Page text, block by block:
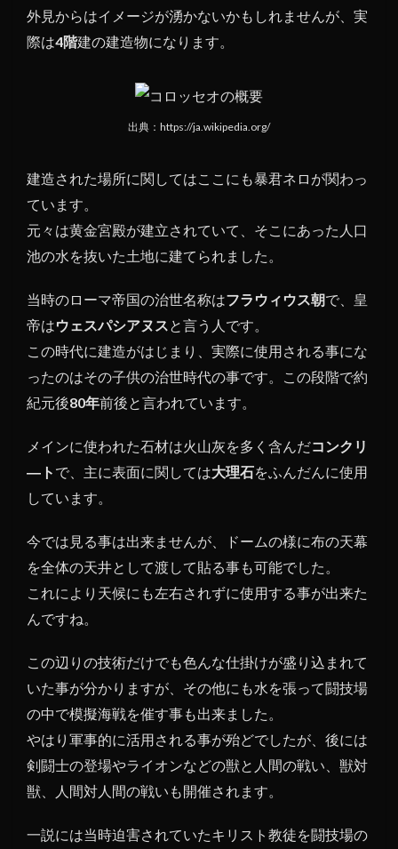
を洗
う闘
外見からはイメージが湧かないかもしれませんが、実
際は4階建の建造物になります。
出典：https://ja.wikipedia.org/
建造された場所に関してはここにも暴君ネロが関わっ
ています。
元々は黄金宮殿が建立されていて、そこにあった人口
池の水を抜いた土地に建てられました。
当時のローマ帝国の治世名称はフラウィウス朝で、皇
帝はウェスパシアヌスと言う人です。
この時代に建造がはじまり、実際に使用される事にな
ったのはその子供の治世時代の事です。この段階で約
紀元後80年前後と言われています。
メインに使われた石材は火山灰を多く含んだコンクリ
―ト で、主に表面に関しては大理石をふんだんに使用
しています。
今では見る事は出来ませんが、ドームの様に布の天幕
を全体の天井として渡して貼る事も可能でした。
これにより天候にも左右されずに使用する事が出来た
んですね。
この辺りの技術だけでも色んな仕掛けが盛り込まれて
いた事が分かりますが、その他にも水を張って闘技場
の中で模擬海戦を催す事も出来ました。
やはり軍事的に活用される事が殆どでしたが、後には
剣闘士の登場やライオンなどの獣と人間の戦い、獣対
獣、人間対人間の戦いも開催されます。
一説には当時迫害されていたキリスト教徒を闘技場の